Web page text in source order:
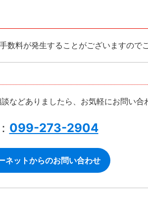
数料が発生することがございますので
などありましたら、お気軽にお問い合
099-273-2904
ネットからのお問い合わせ